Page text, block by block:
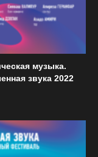
музыка.
звука 2022